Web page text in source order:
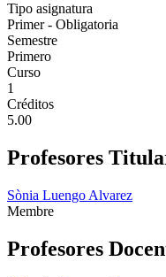
Tipo asignatura
Primer - Obligatoria
Semestre
Primero
Curso
1
Créditos
5.00
Profesores
Sònia Luengo Alvarez
Membre
Profesores